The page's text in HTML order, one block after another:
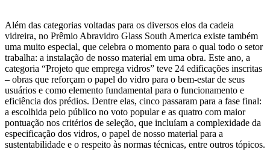
Além das categorias voltadas para os diversos elos da cadeia
vidreira, no Prêmio Abravidro Glass South America existe também
uma muito especial, que celebra o momento para o qual todo o setor
trabalha: a instalação de nosso material em uma obra. Este ano, a
categoria “Projeto que emprega vidros” teve 24 edificações inscritas
– obras que reforçam o papel do vidro para o bem-estar de seus
usuários e como elemento fundamental para o funcionamento e
eficiência dos prédios. Dentre elas, cinco passaram para a fase final:
a escolhida pelo público no voto popular e as quatro com maior
pontuação nos critérios de seleção, que incluíam a complexidade da
especificação dos vidros, o papel de nosso material para a
sustentabilidade e o respeito às normas técnicas, entre outros tópicos.